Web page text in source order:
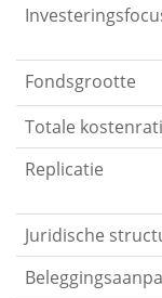
Fondsgrootte
Totale
Replicatie
Juridische